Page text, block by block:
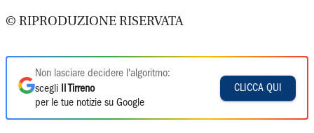
© RIPRODUZIONE RISERVATA
Non lasciare decidere l'algoritmo:
scegli
Il Tirreno
per le tue notizie su Google
CLICCA QUI